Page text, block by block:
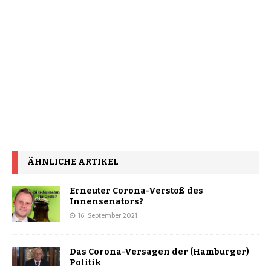
ÄHNLICHE ARTIKEL
Erneuter Corona-Verstoß des
Innensenators?
16. September 2021
Das Corona-Versagen der (Hamburger)
Politik